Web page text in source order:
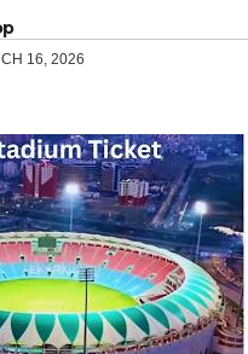
16, 2026